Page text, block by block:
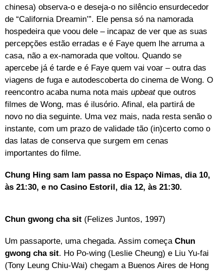
chinesa) observa-o e deseja-o no silêncio ensurdecedor
de “California Dreamin’”. Ele pensa só na namorada
hospedeira que voou dele – incapaz de ver que as suas
percepções estão erradas e é Faye quem lhe arruma a
casa, não a ex-namorada que voltou. Quando se
apercebe já é tarde e é Faye quem vai voar – outra das
viagens de fuga e autodescoberta do cinema de Wong. O
reencontro acaba numa nota mais upbeatque outros
filmes de Wong, mas é ilusório. Afinal, ela partirá de
novo no dia seguinte. Uma vez mais, nada resta senão o
instante, com um prazo de validade tão (in)certo como o
das latas de conserva que surgem em cenas
importantes do filme.
Chung Hing sam lam passa no Espaço Nimas, dia 10,
às 21:30, e no Casino Estoril, dia 12, às 21:30.
Chun gwong cha sit (Felizes Juntos, 1997)
Um passaporte, uma chegada. Assim começa Chun
gwong cha sit. Ho Po-wing (Leslie Cheung) e Liu Yu-fai
(Tony Leung Chiu-Wai) chegam a Buenos Aires de Hong